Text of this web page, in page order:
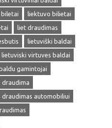
liektuvo bilietai
liet draudimas
lietuviški baldai
lietuviski virtuves baldai
gamintojai
draudima
draudimas automobiliui